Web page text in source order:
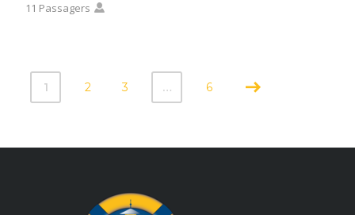
11 Passagers
1 2 3 … 6